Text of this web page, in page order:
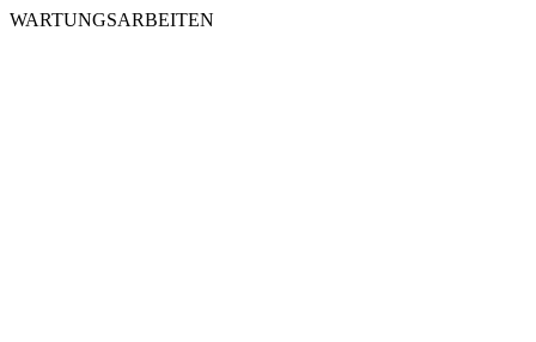
WARTUNGSARBEITEN